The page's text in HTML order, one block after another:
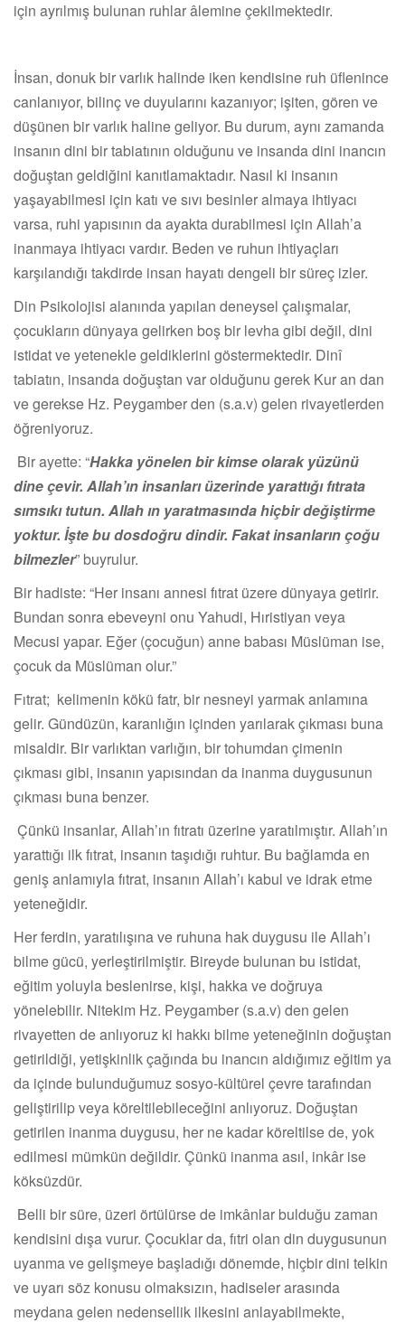
için ayrılmış bulunan ruhlar âlemine çekilmektedir.
İnsan, donuk bir varlık halinde iken kendisine ruh üflenince
canlanıyor, bilinç ve duyularını kazanıyor; işiten, gören ve
düşünen bir varlık haline geliyor. Bu durum, aynı zamanda
insanın dini bir tabiatının olduğunu ve insanda dini inancın
doğuştan geldiğini kanıtlamaktadır. Nasıl ki insanın
yaşayabilmesi için katı ve sıvı besinler almaya ihtiyacı
varsa, ruhi yapısının da ayakta durabilmesi için Allah’a
inanmaya ihtiyacı vardır. Beden ve ruhun ihtiyaçları
karşılandığı takdirde insan hayatı dengeli bir süreç izler.
Din Psikolojisi alanında yapılan deneysel çalışmalar,
çocukların dünyaya gelirken boş bir levha gibi değil, dini
istidat ve yetenekle geldiklerini göstermektedir. Dinî
tabiatın, insanda doğuştan var olduğunu gerek Kur an dan
ve gerekse Hz. Peygamber den (s.a.v) gelen rivayetlerden
öğreniyoruz.
Bir ayette: “Hakka yönelen bir kimse olarak yüzünü
dine çevir. Allah’ın insanları üzerinde yarattığı fıtrata
sımsıkı tutun. Allah ın yaratmasında hiçbir değiştirme
yoktur. İşte bu dosdoğru dindir. Fakat insanların çoğu
bilmezler” buyrulur.
Bir hadiste: “Her insanı annesi fıtrat üzere dünyaya getirir.
Bundan sonra ebeveyni onu Yahudi, Hıristiyan veya
Mecusi yapar. Eğer (çocuğun) anne babası Müslüman ise,
çocuk da Müslüman olur.”
Fıtrat; kelimenin kökü fatr, bir nesneyi yarmak anlamına
gelir. Gündüzün, karanlığın içinden yarılarak çıkması buna
misaldir. Bir varlıktan varlığın, bir tohumdan çimenin
çıkması gibi, insanın yapısından da inanma duygusunun
çıkması buna benzer.
Çünkü insanlar, Allah’ın fıtratı üzerine yaratılmıştır. Allah’ın
yarattığı ilk fıtrat, insanın taşıdığı ruhtur. Bu bağlamda en
geniş anlamıyla fıtrat, insanın Allah’ı kabul ve idrak etme
yeteneğidir.
Her ferdin, yaratılışına ve ruhuna hak duygusu ile Allah’ı
bilme gücü, yerleştirilmiştir. Bireyde bulunan bu istidat,
eğitim yoluyla beslenirse, kişi, hakka ve doğruya
yönelebilir. Nitekim Hz. Peygamber (s.a.v) den gelen
rivayetten de anlıyoruz ki hakkı bilme yeteneğinin doğuştan
getirildiği, yetişkinlik çağında bu inancın aldığımız eğitim ya
da içinde bulunduğumuz sosyo-kültürel çevre tarafından
geliştirilip veya köreltilebileceğini anlıyoruz. Doğuştan
getirilen inanma duygusu, her ne kadar köreltilse de, yok
edilmesi mümkün değildir. Çünkü inanma asıl, inkâr ise
köksüzdür.
Belli bir süre, üzeri örtülürse de imkânlar bulduğu zaman
kendisini dışa vurur. Çocuklar da, fıtri olan din duygusunun
uyanma ve gelişmeye başladığı dönemde, hiçbir dini telkin
ve uyarı söz konusu olmaksızın, hadiseler arasında
meydana gelen nedensellik ilkesini anlayabilmekte,